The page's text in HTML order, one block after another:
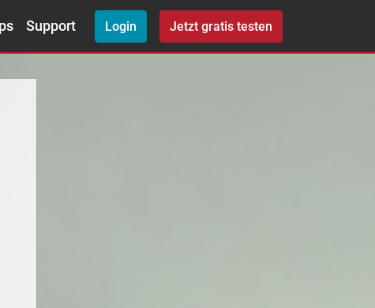
Support Login Jetzt gratis testen